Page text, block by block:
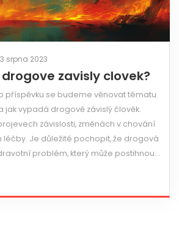
srpna 2023
zavisly clovek?
příspěvku se budeme věnovat tématu
jak vypadá drogově závislý člověk.
závislosti, změnách v chování
léčby. Je důležité pochopit, že drogová
problém, který může postihnout